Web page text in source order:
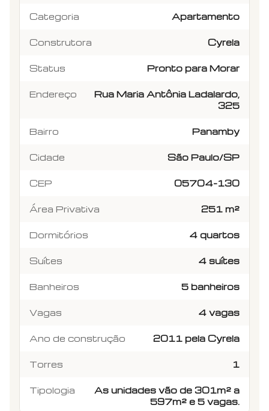
Categoria Apartamento
Construtora Cyrela
Status Pronto para Morar
Endereço
Rua Maria Antônia Ladalardo,
325
Bairro Panamby
Cidade São Paulo/SP
CEP 05704-130
Área Privativa 251 m²
Dormitórios 4 quartos
Suítes 4 suítes
Banheiros 5 banheiros
Vagas 4 vagas
Ano de construção 2011 pela Cyrela
Torres 1
Tipologia
As unidades vão de 301m² a
597m² e 5 vagas.